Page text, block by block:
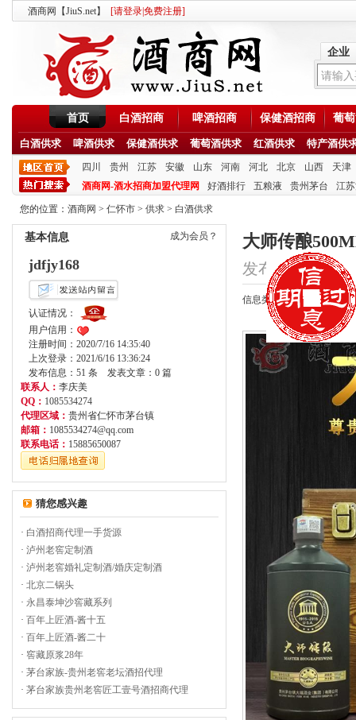
酒商网【JiuS.net】 [请登录免费注册]
企业
首页 白酒招商 啤酒招商 保健酒招商 葡
白酒供求 啤酒供求 保健酒供求 葡萄酒供求 红酒供求 特产酒供
四川 贵州 江苏 安徽 山东 河南 河北 北京 山西
天津
酒商网-酒水招商加盟代理网
好酒排行 五粮液 贵州茅台 江
您的位置： 酒商网 > 仁怀市 > 供求 > 白酒供求
成为会员？
基本信息
jdfjy168
认证情况：
用户信用：
注册时间：2020/7/16 14:35:40
上次登录：2021/6/16 13:36:24
发布信息：51 条 发表文章：0 篇
联系人： 李庆美
QQ： 1085534274
代理区域： 贵州省仁怀市茅台镇
邮箱： 1085534274@qq.com
联系电话： 15885650087
猜您感兴趣
· 白酒招商代理一手货源
· 泸州老窖定制酒
· 泸州老窖婚礼定制酒/婚庆定制酒
· 北京二锅头
· 永昌泰坤沙窖藏系列
· 百年上匠酒-酱十五
· 百年上匠酒-酱二十
· 窖藏原浆28年
· 茅台家族-贵州老窖老坛酒招代理
· 茅台家族贵州老窖匠工壹号酒招商代理
大师传酿
发布时间：
信息类型：供应